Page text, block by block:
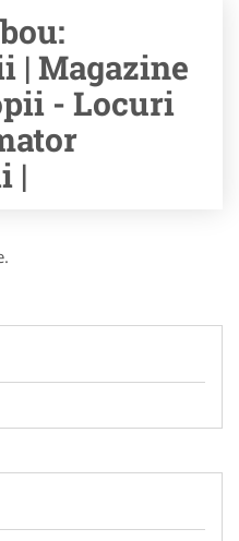
| Magazine
- Locuri
|